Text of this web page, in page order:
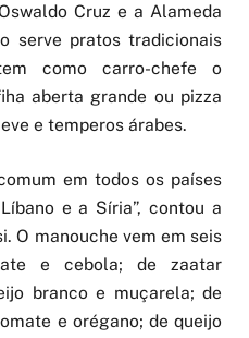
Cruz e a Alameda
serve pratos tradicionais
como carro-chefe o
aberta grande ou pizza
e temperos árabes.
em todos os países
e a Síria”, contou a
O manouche vem em seis
e cebola; de zaatar
branco e muçarela; de
e orégano; de queijo